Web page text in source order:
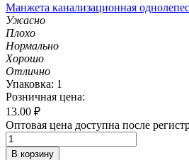
Манжета канализационная
Ужасно
Плохо
Нормально
Хорошо
Отлично
Упаковка: 1
Розничная цена:
13.00 ₽
Оптовая цена доступна после
В корзину